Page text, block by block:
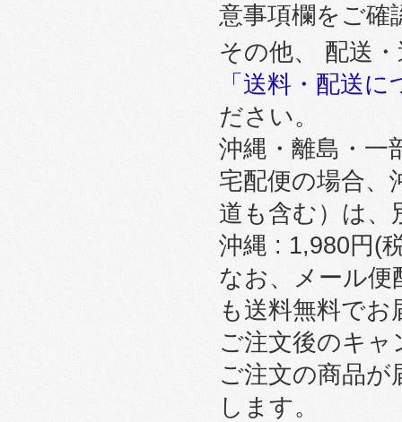
意事項欄をご確
その他、 配送
「送料・配送
ださい。
沖縄・離島・一
宅配便の場合、
道も含む）は、
沖縄 : 1,980円(
なお、メール便
も送料無料で
ご注文後のキ
ご注文の商品
します。